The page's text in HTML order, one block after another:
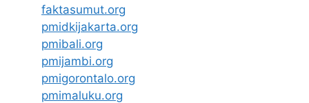
faktasumut.org
pmidkijakarta.org
pmibali.org
pmijambi.org
pmigorontalo.org
pmimaluku.org